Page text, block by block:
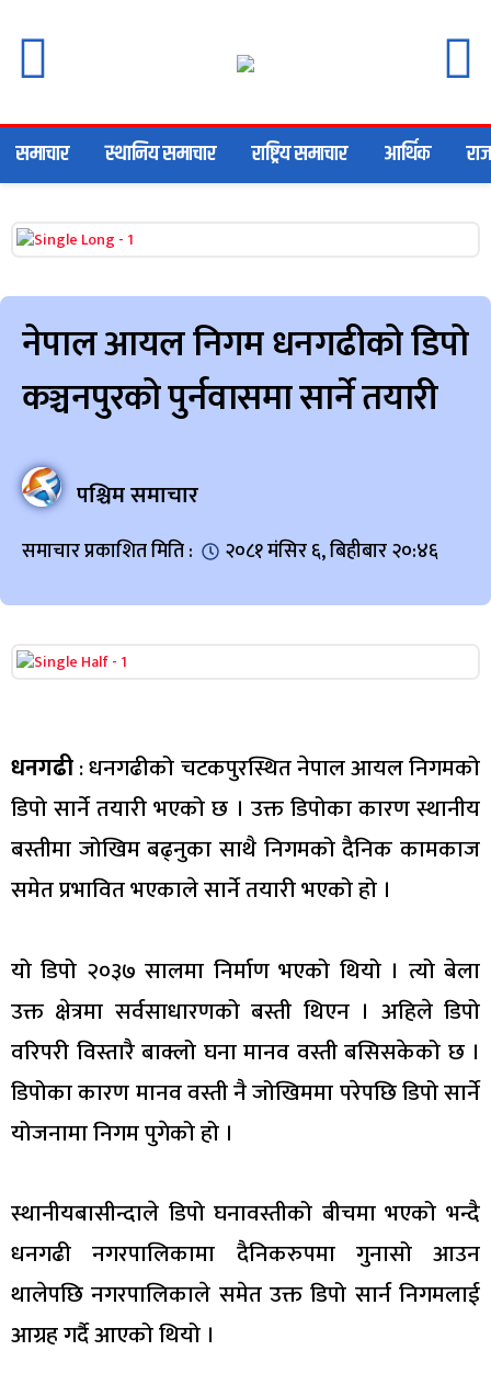
समाचार स्थानिय समाचार राष्ट्रिय समाचार आर्थिक
नेपाल आयल निगम धनगढीको डिपो
कञ्चनपुरको पुर्नवासमा सार्ने तयारी
पश्चिम समाचार
समाचार प्रकाशित मिति : २०८१ मंसिर ६, बिहीबार २०:४६
धनगढी: धनगढीको चटकपुरस्थित नेपाल आयल निगमको
डिपो सार्ने तयारी भएको छ । उक्त डिपोका कारण स्थानीय
बस्तीमा जोखिम बढ्नुका साथै निगमको दैनिक कामकाज
समेत प्रभावित भएकाले सार्ने तयारी भएको हो ।
यो डिपो २०३७ सालमा निर्माण भएको थियो । त्यो बेला
उक्त क्षेत्रमा सर्वसाधारणको बस्ती थिएन । अहिले डिपो
वरिपरी विस्तारै बाक्लो घना मानव वस्ती बसिसकेको छ ।
डिपोका कारण मानव वस्ती नै जोखिममा परेपछि डिपो सार्ने
योजनामा निगम पुगेको हो ।
स्थानीयबासीन्दाले डिपो घनावस्तीको बीचमा भएको भन्दै
धनगढी नगरपालिकामा दैनिकरुपमा गुनासो आउन
थालेपछि नगरपालिकाले समेत उक्त डिपो सार्न निगमलाई
आग्रह गर्दै आएको थियो ।